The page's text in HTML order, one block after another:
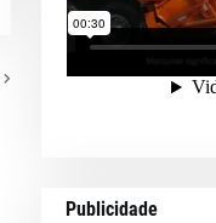
Publicidade